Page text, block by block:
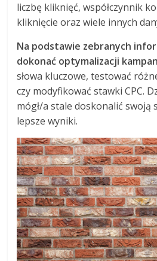
liczbę kliknięć, współczynnik
kliknięcie oraz wiele innych
Na podstawie zebranych
dokonać optymalizacji
słowa kluczowe, testować
czy modyfikować stawki CPC.
mógł/a stale doskonalić swoją
lepsze wyniki.